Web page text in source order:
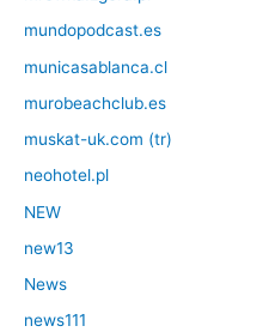
mundopodcast.es
municasablanca.cl
murobeachclub.es
muskat-uk.com (tr)
neohotel.pl
NEW
new13
News
news111